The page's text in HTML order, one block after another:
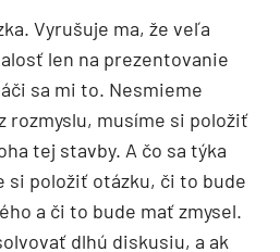
Vyrušuje ma, že veľa
len na prezentovanie
sa mi to. Nesmieme
rozmyslu, musíme si položiť
tej stavby. A čo sa týka
si položiť otázku, či to bude
a či to bude mať zmysel.
dlhú diskusiu, a ak